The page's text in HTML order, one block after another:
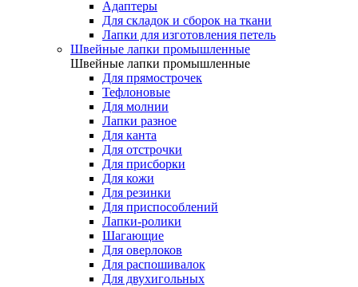
Адаптеры
Для складок и сборок на ткани
Лапки для изготовления петель
Швейные лапки промышленные
Швейные лапки промышленные
Для прямострочек
Тефлоновые
Для молнии
Лапки разное
Для канта
Для отстрочки
Для присборки
Для кожи
Для резинки
Для приспособлений
Лапки-ролики
Шагающие
Для оверлоков
Для распошивалок
Для двухигольных